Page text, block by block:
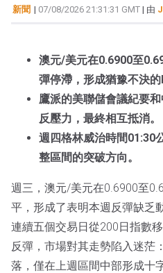
新聞 | 07/08/2026 21:31:31 GMT | 由
澳元/美元在0.6900至
彈停滯，形成猶豫不決的
鷹派的美聯儲會議紀要
反壓力，最終相互抵消。
週四格林威治時間01:30
整區間的突破方向。
週三，澳元/美元在0.6900至
平，形成了表明本週反彈缺乏
連續五個交易日從200日指數
反彈，市場對其走勢陷入迷茫
落，僅在上週區間中部形成十